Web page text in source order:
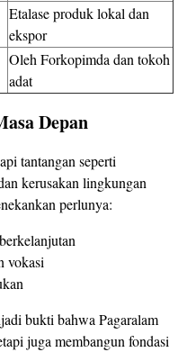
Etalase produk lokal dan
ekspor
Oleh Forkopimda dan tokoh
adat
Depan
tantangan seperti
kerusakan lingkungan
perlunya:
vokasi
bukti bahwa Pagaralam
juga membangun fondasi